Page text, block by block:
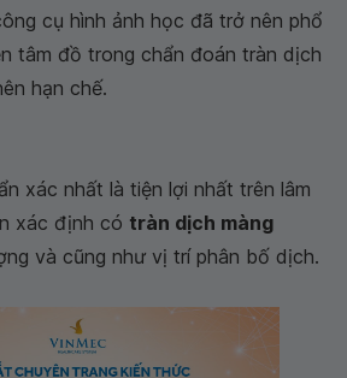
cụ hình ảnh học đã trở nên phổ
tâm đồ trong chẩn đoán tràn dịch
hạn chế.
xác nhất là tiện lợi nhất trên lâm
xác định có tràn dịch màng
và cũng như vị trí phân bố dịch.